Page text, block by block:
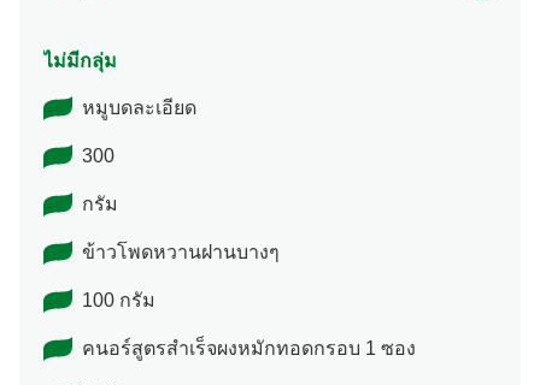
ไม่มีกลุ่ม
หมูบดละเอียด
300
กรัม
ข้าวโพดหวานฝานบางๆ
100 กรัม
คนอร์สูตรสำเร็จผงหมักทอดกรอบ 1 ซอง